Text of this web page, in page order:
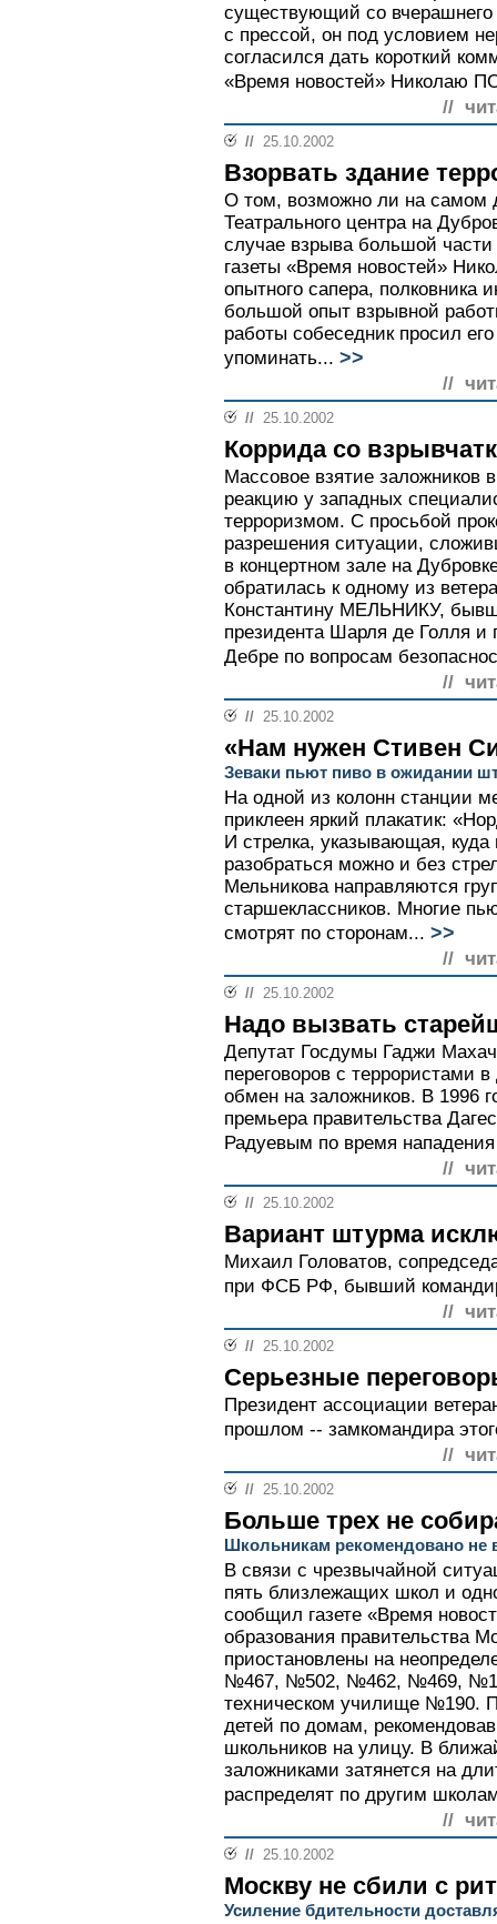
существующий со вчерашнего
с прессой, он под условием
согласился дать короткий
«Время новостей» Николаю
//
// 25.10.2002
Взорвать здание
О том, возможно ли на самом
Театрального центра на
случае взрыва большой части
газеты «Время новостей»
опытного сапера, полковника
большой опыт взрывной
работы собеседник просил
упоминать... >>
//
// 25.10.2002
Коррида со
Массовое взятие
реакцию у западных
терроризмом. С просьбой
разрешения ситуации,
в концертном зале на
обратилась к одному из
Константину МЕЛЬНИКУ,
президента Шарля де Голля
Дебре по вопросам
//
// 25.10.2002
«Нам нужен Стивен
Зеваки пьют пиво в ожидании
На одной из колонн станции
приклеен яркий плакатик:
И стрелка, указывающая,
разобраться можно и без
Мельникова направляются
старшеклассников. Многие
смотрят по сторонам... >>
//
// 25.10.2002
Надо вызвать
Депутат Госдумы Гаджи
переговоров с террористами
обмен на заложников. В 1996
премьера правительства
Радуевым по время
//
// 25.10.2002
Вариант штурма
Михаил Головатов,
при ФСБ РФ, бывший
//
// 25.10.2002
Серьезные
Президент ассоциации
прошлом -- замкомандира
//
// 25.10.2002
Больше трех не
Школьникам рекомендовано не
В связи с чрезвычайной
пять близлежащих школ и
сообщил газете «Время
образования правительства
приостановлены на
№467, №502, №462, №469,
техническом училище №190.
детей по домам,
школьников на улицу. В
заложниками затянется на
распределят по другим
//
// 25.10.2002
Москву не сбили с
Усиление бдительности